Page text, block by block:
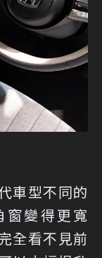
車型不同的
窗變得更寬
全看不見前